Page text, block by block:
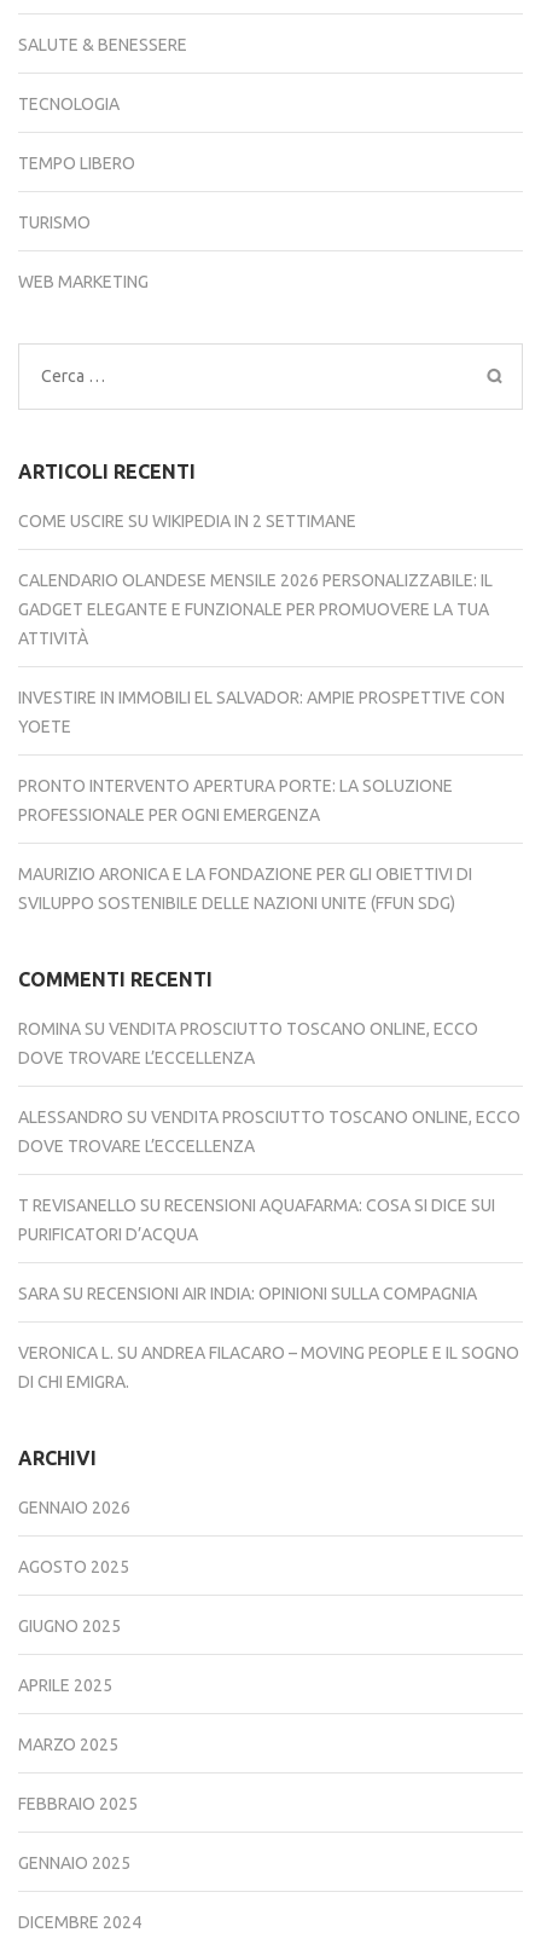
SALUTE & BENESSERE
TECNOLOGIA
TEMPO LIBERO
TURISMO
WEB MARKETING
Ricerca
per:
ARTICOLI RECENTI
COME USCIRE SU WIKIPEDIA IN 2 SETTIMANE
CALENDARIO OLANDESE MENSILE 2026 PERSONALIZZABILE: IL
GADGET ELEGANTE E FUNZIONALE PER PROMUOVERE LA TUA
ATTIVITÀ
INVESTIRE IN IMMOBILI EL SALVADOR: AMPIE PROSPETTIVE CON
YOETE
PRONTO INTERVENTO APERTURA PORTE: LA SOLUZIONE
PROFESSIONALE PER OGNI EMERGENZA
MAURIZIO ARONICA E LA FONDAZIONE PER GLI OBIETTIVI DI
SVILUPPO SOSTENIBILE DELLE NAZIONI UNITE (FFUN SDG)
COMMENTI RECENTI
ROMINA SU VENDITA PROSCIUTTO TOSCANO ONLINE, ECCO
DOVE TROVARE L’ECCELLENZA
ALESSANDRO SU VENDITA PROSCIUTTO TOSCANO ONLINE, ECCO
DOVE TROVARE L’ECCELLENZA
T REVISANELLO SU RECENSIONI AQUAFARMA: COSA SI DICE SUI
PURIFICATORI D’ACQUA
SARA SU RECENSIONI AIR INDIA: OPINIONI SULLA COMPAGNIA
VERONICA L. SU ANDREA FILACARO – MOVING PEOPLE E IL SOGNO
DI CHI EMIGRA.
ARCHIVI
GENNAIO 2026
AGOSTO 2025
GIUGNO 2025
APRILE 2025
MARZO 2025
FEBBRAIO 2025
GENNAIO 2025
DICEMBRE 2024